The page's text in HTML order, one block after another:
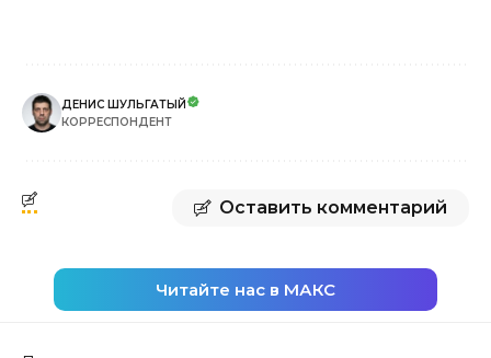
ДЕНИС ШУЛЬГАТЫЙ
КОРРЕСПОНДЕНТ
Оставить комментарий
Читайте нас в МАКС